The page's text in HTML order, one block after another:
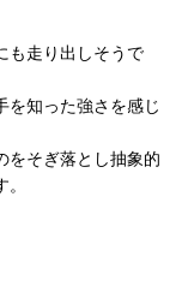
も走り出しそうで
を知った強さを感じ
をそぎ落とし抽象的